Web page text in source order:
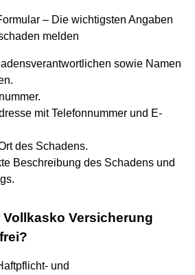
– Die wichtigsten Angaben
melden
sowie Namen
mit Telefonnummer und E-
des Schadens.
Beschreibung des Schadens und
Vollkasko Versicherung
und